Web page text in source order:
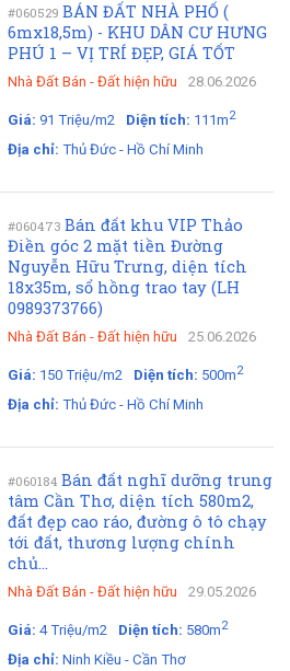
#060529 BÁN ĐẤT NHÀ PHỐ (
6mx18,5m) - KHU DÂN CƯ HƯNG
PHÚ 1 – VỊ TRÍ ĐẸP, GIÁ TỐT
Nhà Đất Bán - Đất hiện hữu 28.06.2026
Giá: 91 Triệu/m2 Diện tích: 111m2
Địa chỉ: Thủ Đức - Hồ Chí Minh
#060473 Bán đất khu VIP Thảo
Điền góc 2 mặt tiền Đường
Nguyễn Hữu Trưng, diện tích
18x35m, sổ hồng trao tay (LH
0989373766)
Nhà Đất Bán - Đất hiện hữu 25.06.2026
Giá: 150 Triệu/m2 Diện tích: 500m2
Địa chỉ: Thủ Đức - Hồ Chí Minh
#060184 Bán đất nghĩ dưỡng trung
tâm Cần Thơ, diện tích 580m2,
đất đẹp cao ráo, đường ô tô chạy
tới đất, thương lượng chính
chủ...
Nhà Đất Bán - Đất hiện hữu 29.05.2026
Giá: 4 Triệu/m2 Diện tích: 580m2
Địa chỉ: Ninh Kiều - Cần Thơ